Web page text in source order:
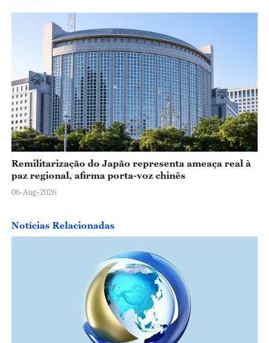
Remilitarização do Japão representa ameaça real à
paz regional, afirma porta-voz chinês
06-Aug-2026
Notícias Relacionadas